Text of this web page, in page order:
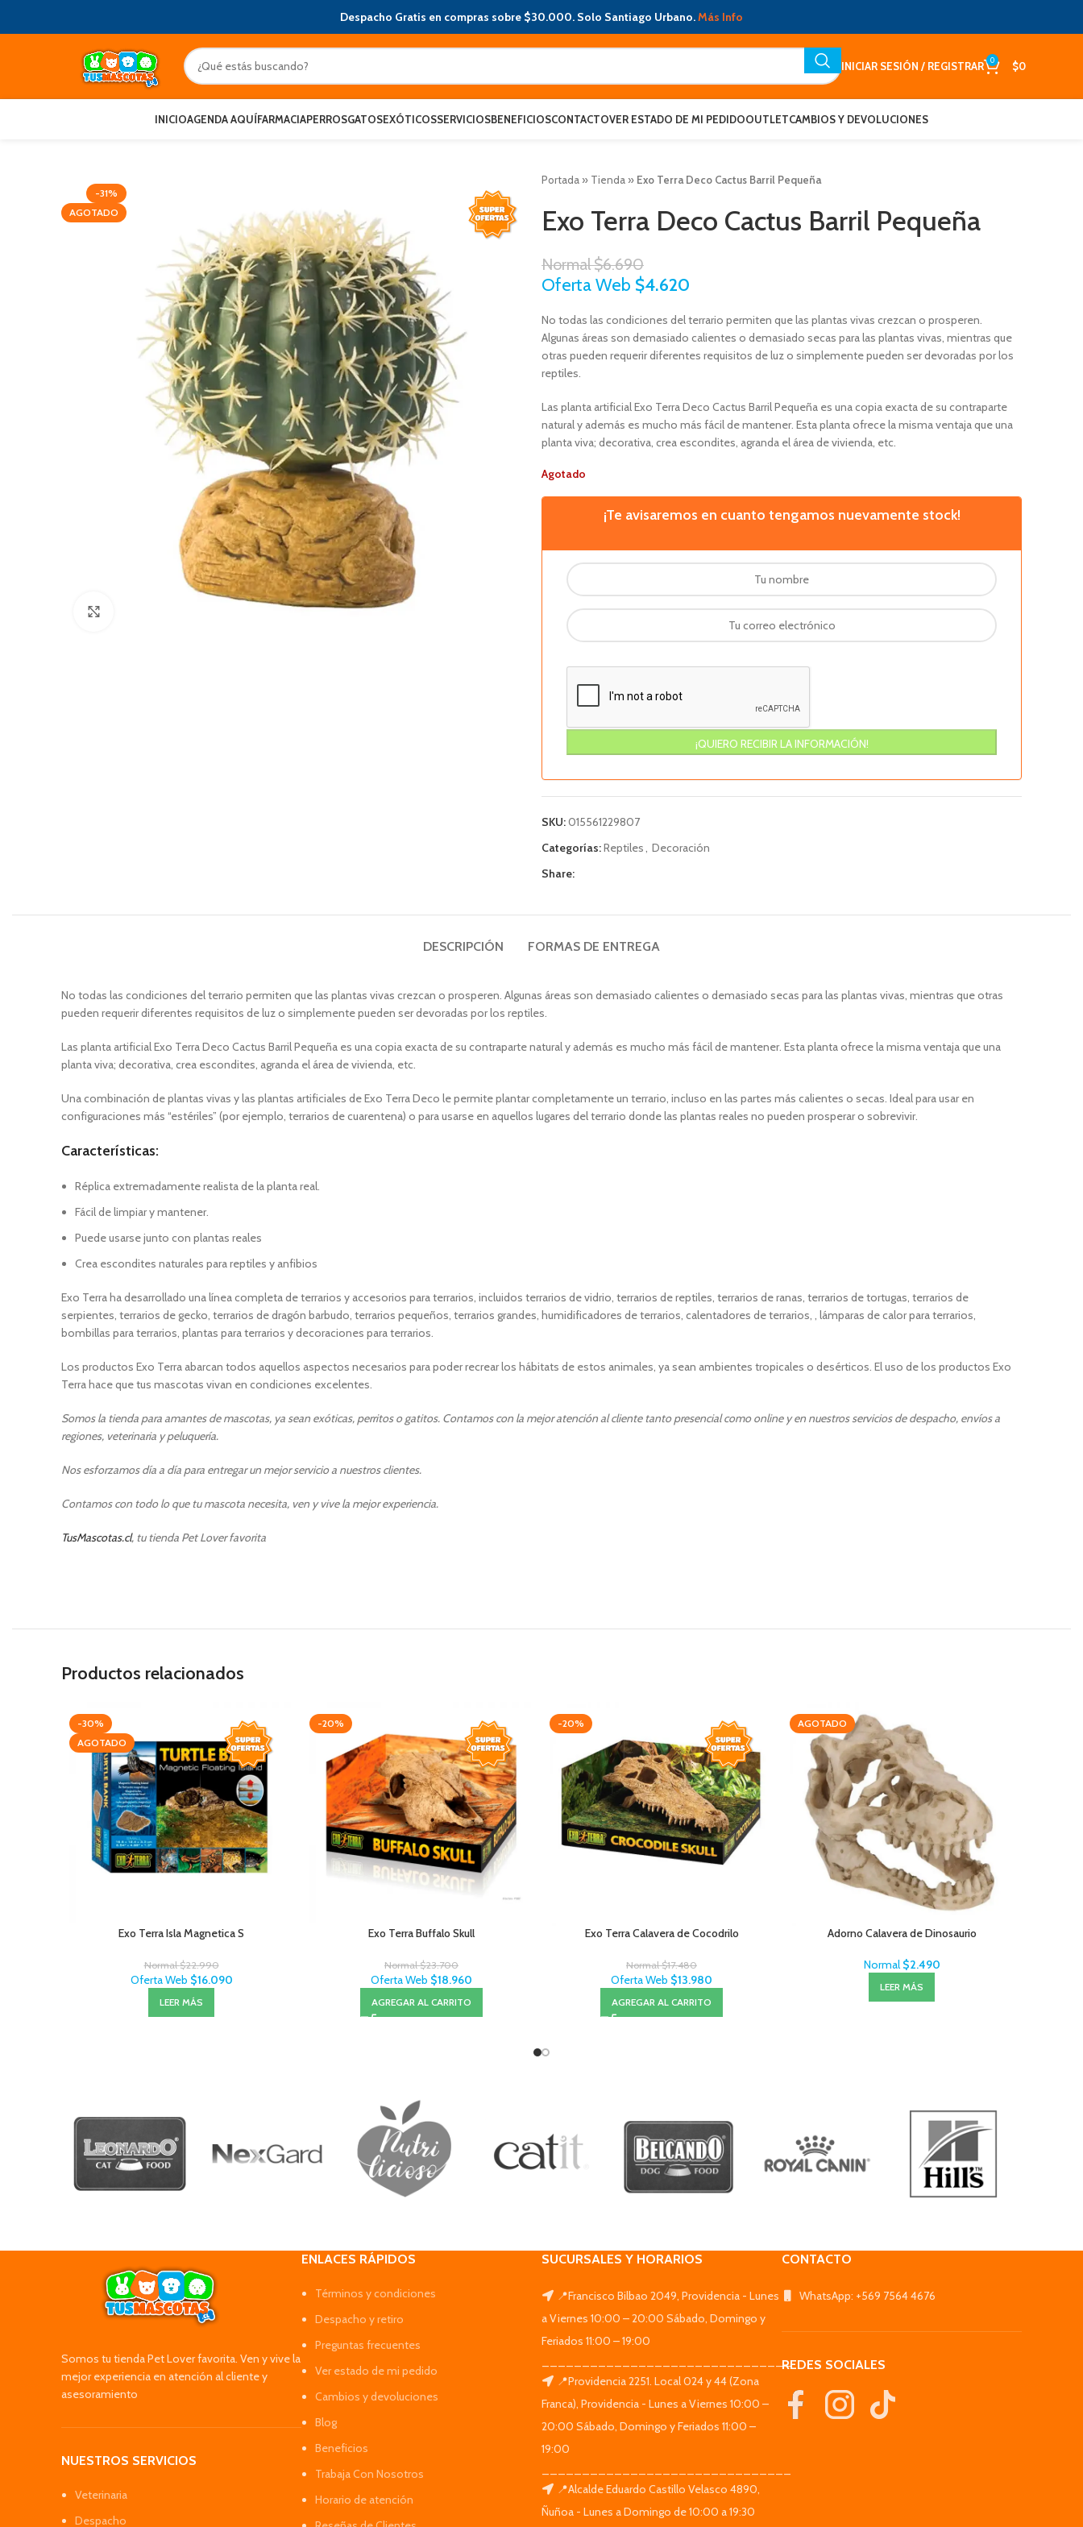
Despacho Gratis en compras sobre $30.000. Solo Santiago Urbano.Más Info
INICIAR SESIÓN / REGISTRAR 0 $0
INICIOAGENDA AQUÍFARMACIAPERROSGATOSEXÓTICOSSERVICIOSBENEFICIOSCONTACTOVER ESTADO DE MI PEDIDOOUTLETCAMBIOS Y DEVOLUCIONES
-31%
AGOTADO
Portada » Tienda » Exo Terra Deco Cactus Barril Pequeña
Exo Terra Deco Cactus Barril Pequeña
Normal$6.690
Oferta Web $4.620
No todas las condiciones del terrario permiten que las plantas vivas crezcan o prosperen.
Algunas áreas son demasiado calientes o demasiado secas para las plantas vivas, mientras que
otras pueden requerir diferentes requisitos de luz o simplemente pueden ser devoradas por los
reptiles.
Las planta artificial Exo Terra Deco Cactus Barril Pequeña es una copia exacta de su contraparte
natural y además es mucho más fácil de mantener. Esta planta ofrece la misma ventaja que una
planta viva; decorativa, crea escondites, agranda el área de vivienda, etc.
Agotado
¡Te avisaremos en cuanto tengamos nuevamente stock!
SKU:015561229807
Categorías:Reptiles, Decoración
Share:
DESCRIPCIÓN FORMAS DE ENTREGA
No todas las condiciones del terrario permiten que las plantas vivas crezcan o prosperen. Algunas áreas son demasiado calientes o demasiado secas para las plantas vivas, mientras que otras
pueden requerir diferentes requisitos de luz o simplemente pueden ser devoradas por los reptiles.
Las planta artificial Exo Terra Deco Cactus Barril Pequeña es una copia exacta de su contraparte natural y además es mucho más fácil de mantener. Esta planta ofrece la misma ventaja que una
planta viva; decorativa, crea escondites, agranda el área de vivienda, etc.
Una combinación de plantas vivas y las plantas artificiales de Exo Terra Deco le permite plantar completamente un terrario, incluso en las partes más calientes o secas. Ideal para usar en
configuraciones más “estériles” (por ejemplo, terrarios de cuarentena) o para usarse en aquellos lugares del terrario donde las plantas reales no pueden prosperar o sobrevivir.
Características:
Réplica extremadamente realista de la planta real.
Fácil de limpiar y mantener.
Puede usarse junto con plantas reales
Crea escondites naturales para reptiles y anfibios
Exo Terra ha desarrollado una línea completa de terrarios y accesorios para terrarios, incluidos terrarios de vidrio, terrarios de reptiles, terrarios de ranas, terrarios de tortugas, terrarios de
serpientes, terrarios de gecko, terrarios de dragón barbudo, terrarios pequeños, terrarios grandes, humidificadores de terrarios, calentadores de terrarios, , lámparas de calor para terrarios,
bombillas para terrarios, plantas para terrarios y decoraciones para terrarios.
Los productos Exo Terra abarcan todos aquellos aspectos necesarios para poder recrear los hábitats de estos animales, ya sean ambientes tropicales o desérticos. El uso de los productos Exo
Terra hace que tus mascotas vivan en condiciones excelentes.
Somos la tienda para amantes de mascotas, ya sean exóticas, perritos o gatitos. Contamos con la mejor atención al cliente tanto presencial como online y en nuestros servicios de despacho, envíos a
regiones, veterinaria y peluquería.
Nos esforzamos día a día para entregar un mejor servicio a nuestros clientes.
Contamos con todo lo que tu mascota necesita, ven y vive la mejor experiencia.
TusMascotas.cl, tu tienda Pet Lover favorita
Productos relacionados
-30%
AGOTADO
Exo Terra Isla Magnetica S
Normal$22.990
Oferta Web $16.090
LEER MÁS
-20%
Exo Terra Buffalo Skull
Normal$23.700
Oferta Web $18.960
AGREGAR AL CARRITO
-20%
Exo Terra Calavera de Cocodrilo
Normal$17.480
Oferta Web $13.980
AGREGAR AL CARRITO
AGOTADO
Adorno Calavera de Dinosaurio
Normal $2.490
LEER MÁS
Somos tu tienda Pet Lover favorita. Ven y vive la
mejor experiencia en atención al cliente y
asesoramiento
NUESTROS SERVICIOS
Veterinaria
Despacho
ENLACES RÁPIDOS
Términos y condiciones
Despacho y retiro
Preguntas frecuentes
Ver estado de mi pedido
Cambios y devoluciones
Blog
Beneficios
Trabaja Con Nosotros
Horario de atención
SUCURSALES Y HORARIOS
📍Francisco Bilbao 2049, Providencia - Lunes
a Viernes 10:00 – 20:00 Sábado, Domingo y
Feriados 11:00 – 19:00
_______________________________
📍Providencia 2251. Local 024 y 44 (Zona
Franca), Providencia - Lunes a Viernes 10:00 –
20:00 Sábado, Domingo y Feriados 11:00 –
19:00
📍Alcalde Eduardo Castillo Velasco 4890,
Ñuñoa - Lunes a Domingo de 10:00 a 19:30
CONTACTO
WhatsApp: +569 7564 4676
REDES SOCIALES